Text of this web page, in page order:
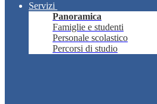
Servizi
Panoramica
Famiglie e studenti
Personale scolastico
Percorsi di studio